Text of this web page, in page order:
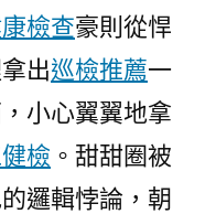
傳
醫
院
供
地
聯
檢查豪則從悍
出巡檢推薦一
小心翼翼地拿
檢 。甜甜圈被
邏輯悖論，朝